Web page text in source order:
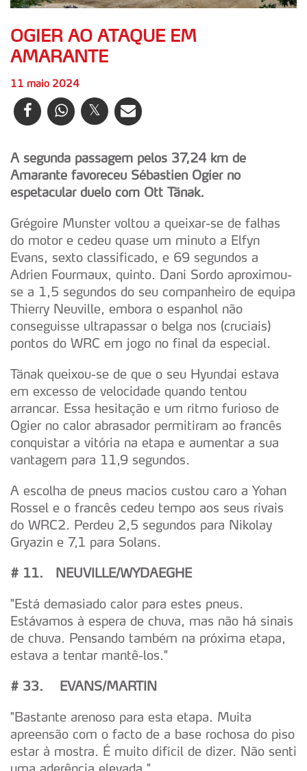
OGIER AO ATAQUE EM
AMARANTE
11 maio 2024
A segunda passagem pelos 37,24 km de
Amarante favoreceu Sébastien Ogier no
espetacular duelo com Ott Tänak.
Grégoire Munster voltou a queixar-se de falhas
do motor e cedeu quase um minuto a Elfyn
Evans, sexto classificado, e 69 segundos a
Adrien Fourmaux, quinto. Dani Sordo aproximou-
se a 1,5 segundos do seu companheiro de equipa
Thierry Neuville, embora o espanhol não
conseguisse ultrapassar o belga nos (cruciais)
pontos do WRC em jogo no final da especial.
Tänak queixou-se de que o seu Hyundai estava
em excesso de velocidade quando tentou
arrancar. Essa hesitação e um ritmo furioso de
Ogier no calor abrasador permitiram ao francês
conquistar a vitória na etapa e aumentar a sua
vantagem para 11,9 segundos.
A escolha de pneus macios custou caro a Yohan
Rossel e o francês cedeu tempo aos seus rivais
do WRC2. Perdeu 2,5 segundos para Nikolay
Gryazin e 7,1 para Solans.
# 11. NEUVILLE/WYDAEGHE
"Está demasiado calor para estes pneus.
Estávamos à espera de chuva, mas não há sinais
de chuva. Pensando também na próxima etapa,
estava a tentar mantê-los."
# 33. EVANS/MARTIN
"Bastante arenoso para esta etapa. Muita
apreensão com o facto de a base rochosa do piso
estar à mostra. É muito difícil de dizer. Não senti